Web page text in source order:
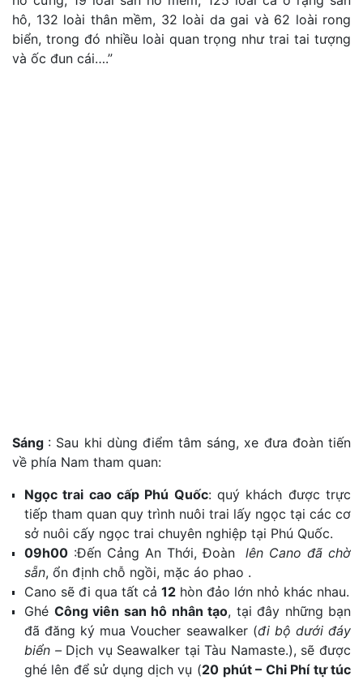
hô, 132 loài thân mềm, 32 loài da gai và 62 loài rong
biển, trong đó nhiều loài quan trọng như traitai tượng
và ốc đun cái….”
Sáng : Sau khi dùng điểm tâm sáng, xe đưa đoàn tiến
về phía Nam tham quan:
Ngọc trai cao cấp Phú Quốc: quý khách được trực
tiếp tham quan quy trình nuôi trai lấy ngọc tại các cơ
sở nuôi cấy ngọc trai chuyên nghiệp tại Phú Quốc.
09h00 :Đến Cảng An Thới, Đoànlên Cano đã chờ
sẵn, ổn định chỗ ngồi, mặc áo phao .
Cano sẽ đi qua tất cả 12 hòn đảo lớn nhỏ khác nhau.
Ghé Công viên san hô nhân tạo, tại đây những bạn
đã đăng ký mua Voucher seawalker (đi bộ dưới đáy
biển – Dịch vụ Seawalker tại Tàu Namaste.), sẽ được
ghé lên để sử dụng dịch vụ (20 phút – Chi Phí tự túc